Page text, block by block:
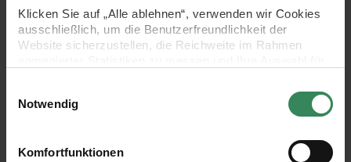
Klicken Sie auf „Alle ablehnen“, verwenden wir Cookies
ausschließlich, um die Benutzerfreundlichkeit der
Website sicherzustellen, die Reichweite im Rahmen
Ihre Einwilligung ist freiwillig und kann jederzeit über den
Link „Cookie-Einstellungen“ im Fußbereich der Seite
verwendeten Technologien und den Empfängern der
Notwendig
Komfortfunktionen
083 Tannengrün
083
Tannengrün
075 Alge
075